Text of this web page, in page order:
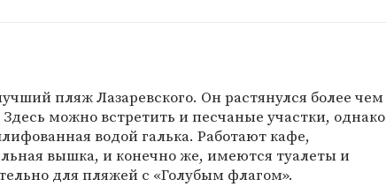
пляж Лазаревского. Он растянулся более чем
можно встретить и песчаные участки, однако
водой галька. Работают кафе,
вышка, и конечно же, имеются туалеты и
для пляжей с «Голубым флагом».